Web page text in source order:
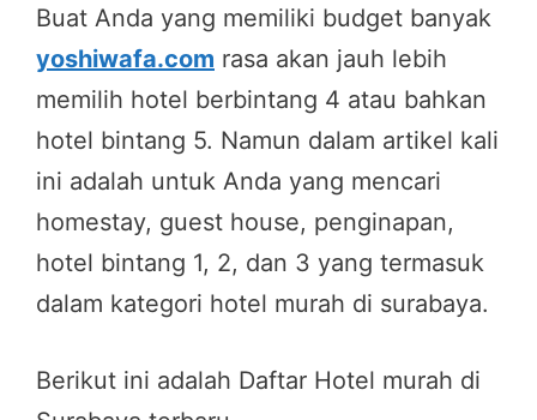
Buat Anda yang memiliki budget banyak
yoshiwafa.com rasa akan jauh lebih
memilih hotel berbintang 4 atau bahkan
hotel bintang 5. Namun dalam artikel kali
ini adalah untuk Anda yang mencari
homestay, guest house, penginapan,
hotel bintang 1, 2, dan 3 yang termasuk
dalam kategori hotel murah di surabaya.
Berikut ini adalah Daftar Hotel murah di